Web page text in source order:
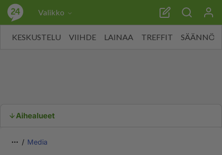
Valikko
KESKUSTELU VIIHDE LAINAA TREFFIT SÄÄNNÖT
Aihealueet
Media